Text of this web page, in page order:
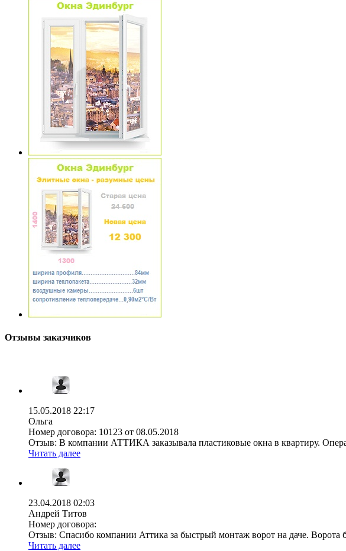
Отзывы заказчиков
15.05.2018 22:17
Ольга
Номер договора: 10123 от 08.05.2018
Отзыв: В компании АТТИКА заказывала пластиковые окна в квартиру.
Читать далее
23.04.2018 02:03
Андрей Титов
Номер договора:
Отзыв: Спасибо компании Аттика за быстрый монтаж ворот на даче. Ворота
Читать далее